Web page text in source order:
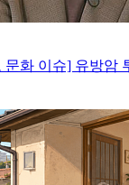
문화 이슈] 유방암